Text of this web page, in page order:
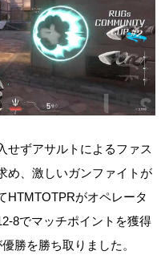
せずアサルトによるファス
め、激しいガンファイトが
HTMTOTPRがオペレータ
8でマッチポイントを獲得
勝を勝ち取りました。